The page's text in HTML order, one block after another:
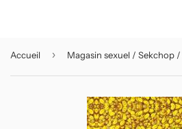
Accueil ›